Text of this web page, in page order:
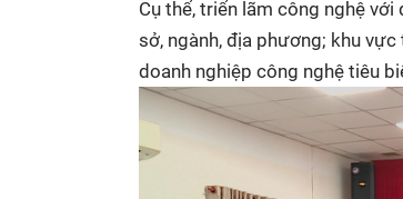
Cụ thể, triển lãm công nghệ
sở, ngành, địa phương; khu
doanh nghiệp công nghệ tiêu